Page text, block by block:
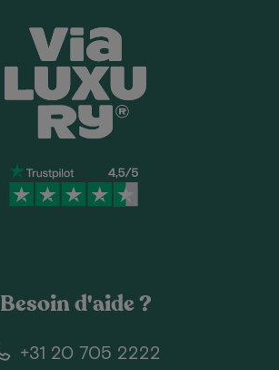
Besoin d'aide ?
+31 20 705 2222